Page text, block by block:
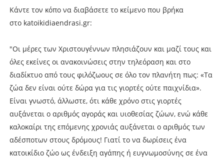
Κάντε τον κόπο να διαβάσετε το κείμενο που βρήκα
στο katoikidiaendrasi.gr:
"Οι μέρες των Χριστουγέννων πλησιάζουν και μαζί τους και
όλες εκείνες οι ανακοινώσεις στην τηλεόραση και στο
διαδίκτυο από τους φιλόζωους σε όλο τον πλανήτη πως: «Τα
ζώα δεν είναι ούτε δώρα για τις γιορτές ούτε παιχνίδια».
Είναι γνωστό, άλλωστε, ότι κάθε χρόνο στις γιορτές
αυξάνεται ο αριθμός αγοράς και υιοθεσίας ζώων, ενώ κάθε
καλοκαίρι της επόμενης χρονιάς αυξάνεται ο αριθμός των
αδέσποτων στους δρόμους! Γιατί το να δωρίσεις ένα
κατοικίδιο ζώο ως ένδειξη αγάπης ή ευγνωμοσύνης σε ένα